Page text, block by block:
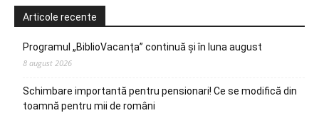
Articole recente
Programul „BiblioVacanța” continuă și în luna august
8 august 2026
Schimbare importantă pentru pensionari! Ce se modifică din
toamnă pentru mii de români